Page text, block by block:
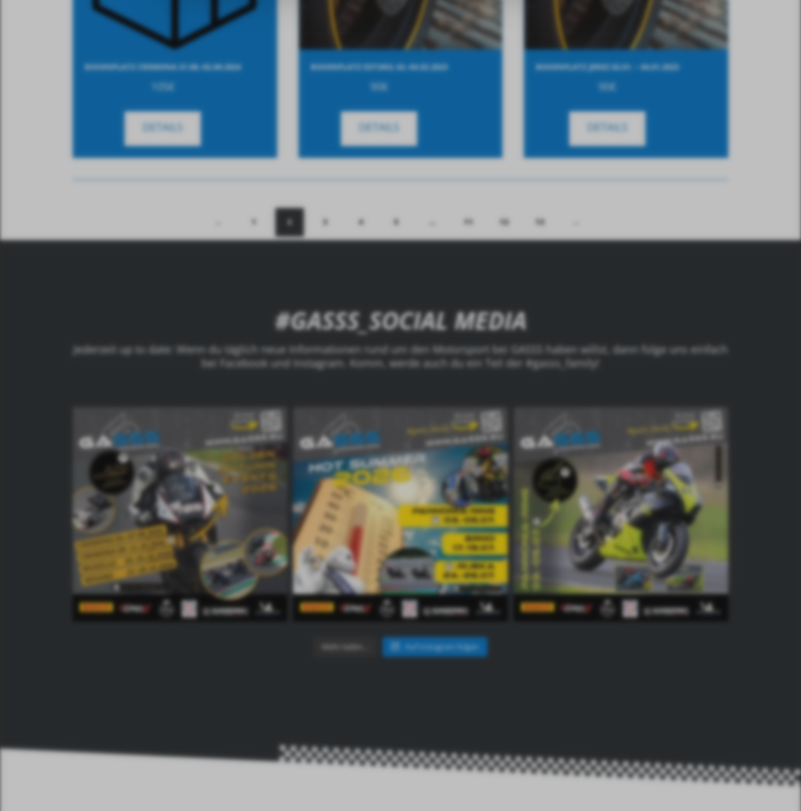
BOXENPLATZ CREMONA 31.08.-02.09.2024
105€
DETAILS
BOXENPLATZ ESTORIL 02.-04.02.2023
90€
DETAILS
BOXENPLATZ JEREZ 02.01. – 04.01.2023
90€
DETAILS
2 3 4 5 12 13
#GASSS_SOCIAL MEDIA
Jederzeit up to date: Wenn du täglich neue Informationen rund um den Motorsport bei GASSS haben willst, dann folge uns einfach
bei Facebook und Instagram. Komm, werde auch du ein Teil der #gasss_family!
Mehr laden… Auf Instagram folgen